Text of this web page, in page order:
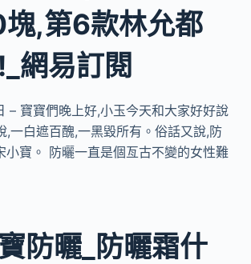
,第6款林允都
網易訂閱
– 寶寶們晚上好,小玉今天和大家好好說
,一白遮百醜,一黑毀所有。俗話又說,防
小寶。 防曬一直是個亙古不變的女性難
防曬_防曬霜什